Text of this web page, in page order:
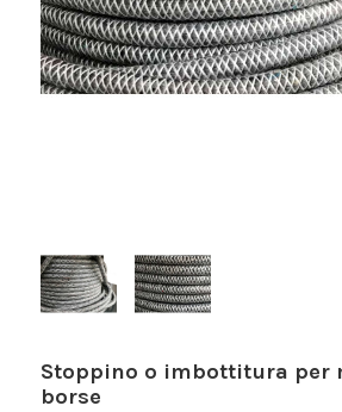
Stoppino o imbottitura per
borse